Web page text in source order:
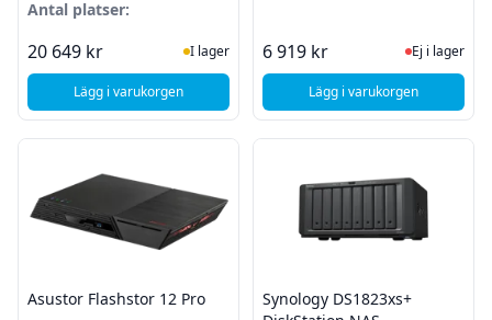
Antal platser:
20 649 kr I Lager
I lager
Lägg i varukorgen, Synology RS1221+ - 8 diskplatser - 4GB RAM
6 919 kr Ej i lager,
Ej i lager
Lägg i varukorgen, Asustor Flashstor 6
Asustor Flashstor 12 Pro
Synology DS1823xs+